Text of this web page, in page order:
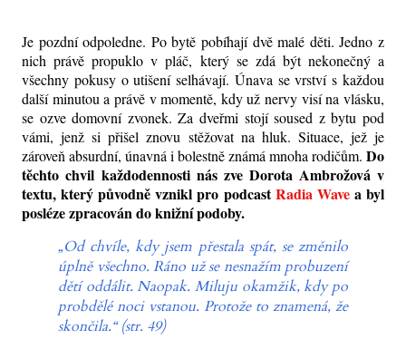
Je pozdní odpoledne. Po bytě pobíhají dvě malé děti. Jedno z
nich právě propuklo v pláč, který se zdá být nekonečný a
všechny pokusy o utišení selhávají. Únava se vrství s každou
další minutou a právě v momentě, kdy už nervy visí na vlásku,
se ozve domovní zvonek. Za dveřmi stojí soused z bytu pod
vámi, jenž si přišel znovu stěžovat na hluk. Situace, jež je
zároveň absurdní, únavná i bolestně známá mnoha rodičům. Do
těchto chvil každodennosti nás zve Dorota Ambrožová v
textu, který původně vznikl pro podcastRadia Wavea byl
posléze zpracován do knižní podoby.
„Od chvíle, kdy jsem přestala spát, se změnilo
úplně všechno. Ráno už se nesnažím probuzení
dětí oddálit. Naopak. Miluju okamžik, kdy po
probdělé noci vstanou. Protože to znamená, že
skončila.“ (str. 49)